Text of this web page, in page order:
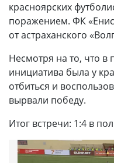
красноярских
поражением. ФК
от астраханского
Несмотря на то, что в
инициатива была у
отбиться и
вырвали победу.
Итог встречи: 1:4 в